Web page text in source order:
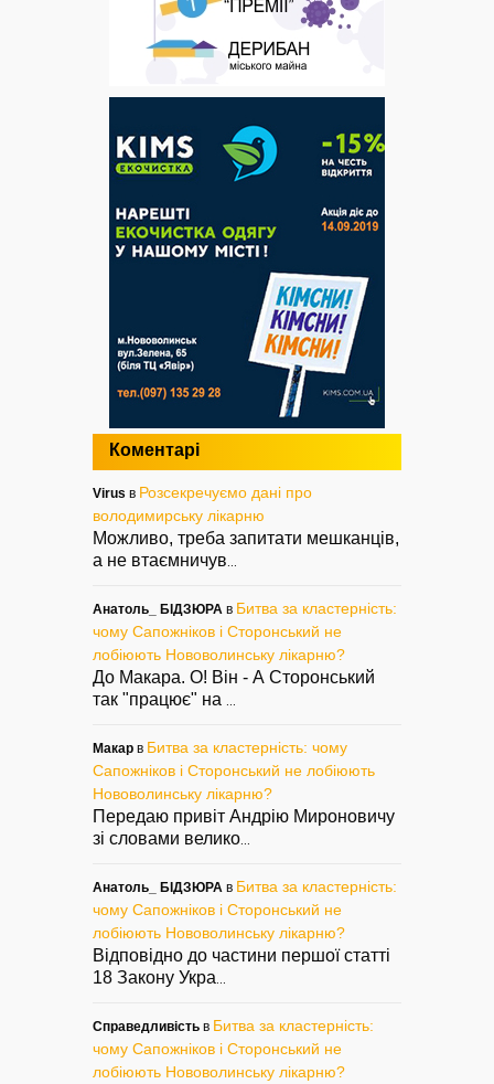
Коментарі
Virus в Розсекречуємо дані про
володимирську лікарню
Можливо, треба запитати мешканців,
а не втаємничув
Анатоль_ БІДЗЮРА в Битва за кластерність:
чому Сапожніков і Сторонський не
лобіюють Нововолинську лікарню?
До Макара. О! Він - А Сторонський
так "працює" на
Макар в Битва за кластерність: чому
Сапожніков і Сторонський не лобіюють
Нововолинську лікарню?
Передаю привіт Андрію Мироновичу
зі словами велико
Анатоль_ БІДЗЮРА в Битва за кластерність:
чому Сапожніков і Сторонський не
лобіюють Нововолинську лікарню?
Відповідно до частини першої статті
18 Закону Укра
Справедливість в Битва за кластерність:
чому Сапожніков і Сторонський не
лобіюють Нововолинську лікарню?